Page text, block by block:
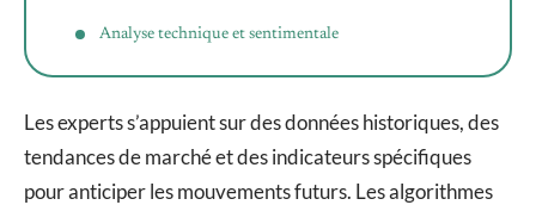
Analyse technique et sentimentale
Les experts s’appuient sur des données historiques, des
tendances de marché et des indicateurs spécifiques
pour anticiper les mouvements futurs. Les algorithmes